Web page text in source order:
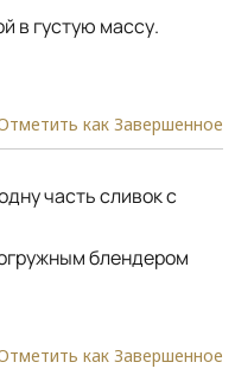
в густую массу.
как Завершенное
часть сливок с
блендером
как Завершенное